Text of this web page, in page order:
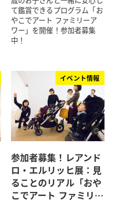
て鑑賞できるプログラム「お
やこでアート ファミリーア
ワー」を開催！参加者募集
中！
イベント情報
参加者募集！レアンド
ロ・エルリッヒ展：見
ることのリアル「おや
こでアート ファミリ…